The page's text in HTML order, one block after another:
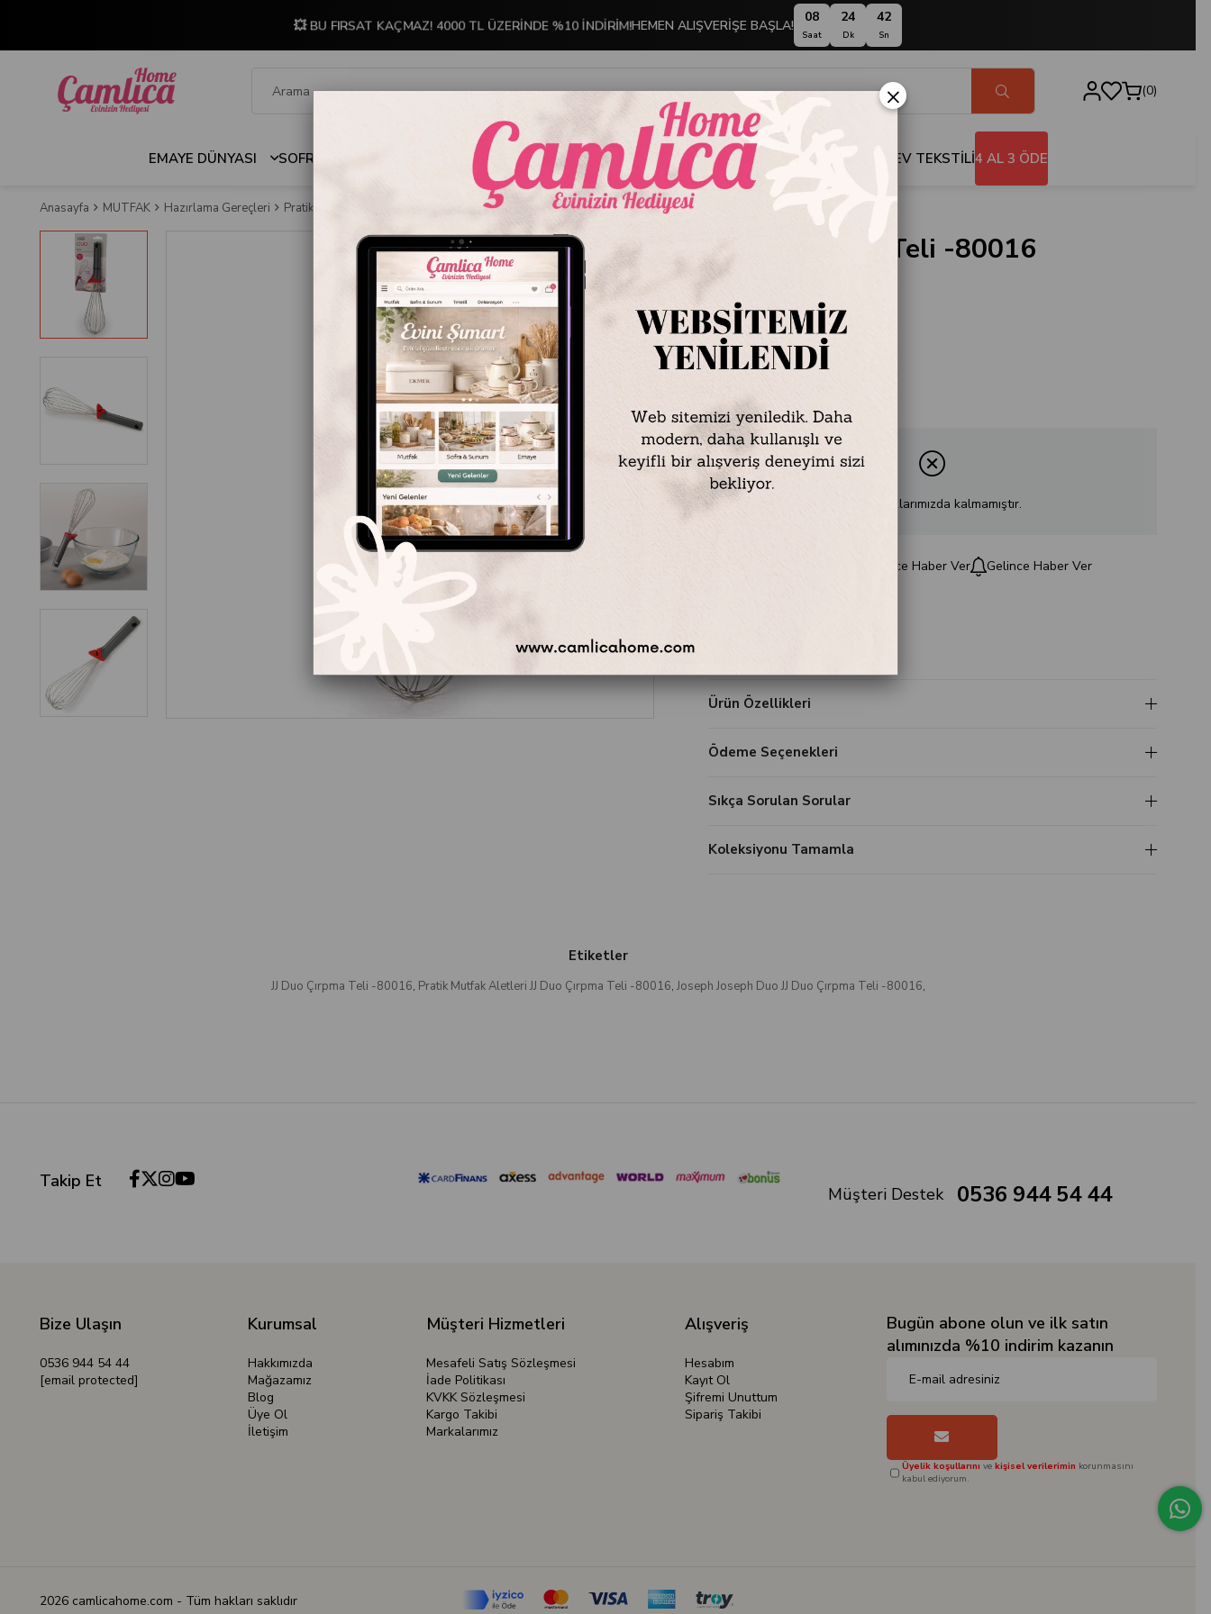
💥 BU FIRSAT KAÇMAZ! 4000 TL ÜZERİNDE %10 İNDİRİM!HEMEN ALIŞVERİŞE BAŞLA! 08
Saat
24
Dk
41
Sn
0
EMAYE DÜNYASI SOFRA & MUTFAK İNDİRİMLİ ÜRÜNLER DEKORASYON TABLO KOLEKSİYONU EV TEKSTİLİ4 AL 3 ÖDE
Anasayfa MUTFAK Hazırlama Gereçleri Pratik Mutfak Aletleri JJ Duo Çırpma Teli -80016
JJ Duo Çırpma Teli -80016
Stok Kodu
Marka:Joseph Joseph Duo
JJ Duo Çırpma Teli -80016
₺299,99
Ürün stoklarımızda kalmamıştır.
Fiyat Düşünce Haber Ver Gelince Haber Ver
Ürün Özellikleri
Ödeme Seçenekleri
Sıkça Sorulan Sorular
Koleksiyonu Tamamla
Etiketler
JJ Duo Çırpma Teli -80016, Pratik Mutfak Aletleri JJ Duo Çırpma Teli -80016, Joseph Joseph Duo JJ Duo Çırpma Teli -80016,
Takip Et
Müşteri Destek 0536 944 54 44
Bize Ulaşın
0536 944 54 44
[email protected]
Kurumsal
Hakkımızda
Mağazamız
Blog
Üye Ol
İletişim
Müşteri Hizmetleri
Mesafeli Satış Sözleşmesi
İade Politikası
KVKK Sözleşmesi
Kargo Takibi
Markalarımız
Alışveriş
Hesabım
Kayıt Ol
Şifremi Unuttum
Sipariş Takibi
Bugün abone olun ve ilk satın
alımınızda %10 indirim kazanın
Üyelik koşullarını vekişisel verilerimin korunmasını
kabul ediyorum.
2026 camlicahome.com - Tüm hakları saklıdır
×